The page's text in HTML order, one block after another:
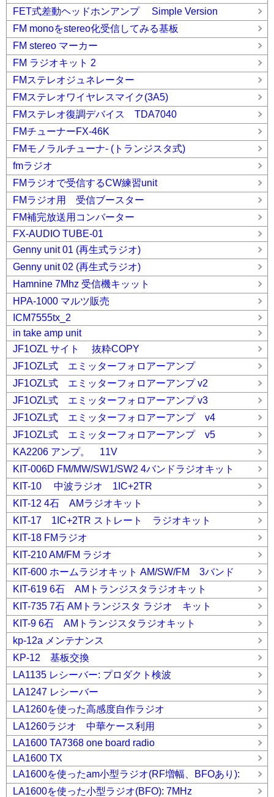
FET式差動ヘッドホンアンプ Simple Version
FM monoをstereo化受信してみる基板
FM stereo マーカー
FM ラジオキット 2
FMステレオジュネレーター
FMステレオワイヤレスマイク(3A5)
FMステレオ復調デバイス TDA7040
FMチューナーFX-46K
FMモノラルチューナ- (トランジスタ式)
fmラジオ
FMラジオで受信するCW練習unit
FMラジオ用 受信ブースター
FM補完放送用コンバーター
FX-AUDIO TUBE-01
Genny unit 01 (再生式ラジオ)
Genny unit 02 (再生式ラジオ)
Hamnine 7Mhz 受信機キッット
HPA-1000 マルツ販売
ICM7555tx_2
in take amp unit
JF1OZL サイト 抜粋COPY
JF1OZL式 エミッターフォロアーアンプ
JF1OZL式 エミッターフォロアーアンプ v2
JF1OZL式 エミッターフォロアーアンプ v3
JF1OZL式 エミッターフォロアーアンプ v4
JF1OZL式 エミッターフォロアーアンプ v5
KA2206 アンプ。 11V
KIT-006D FM/MW/SW1/SW2 4バンドラジオキット
KIT-10 中波ラジオ 1IC+2TR
KIT-12 4石 AMラジオキット
KIT-17 1IC+2TR ストレート ラジオキット
KIT-18 FMラジオ
KIT-210 AM/FM ラジオ
KIT-600 ホームラジオキット AM/SW/FM 3バンド
KIT-619 6石 AMトランジスタラジオキット
KIT-735 7石 AMトランジスタ ラジオ キット
KIT-9 6石 AMトランジスタラジオキット
kp-12a メンテナンス
KP-12 基板交換
LA1135 レシーバー: プロダクト検波
LA1247 レシーバー
LA1260を使った高感度自作ラジオ
LA1260ラジオ 中華ケース利用
LA1600 TA7368 one board radio
LA1600 TX
LA1600を使ったam小型ラジオ(RF増幅、BFOあり):
LA1600を使った小型ラジオ(BFO): 7MHz